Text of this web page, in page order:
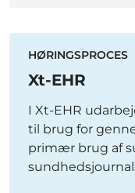
HØRINGSPROCES
Xt-EHR
I Xt-EHR
til brug for
primær brug af